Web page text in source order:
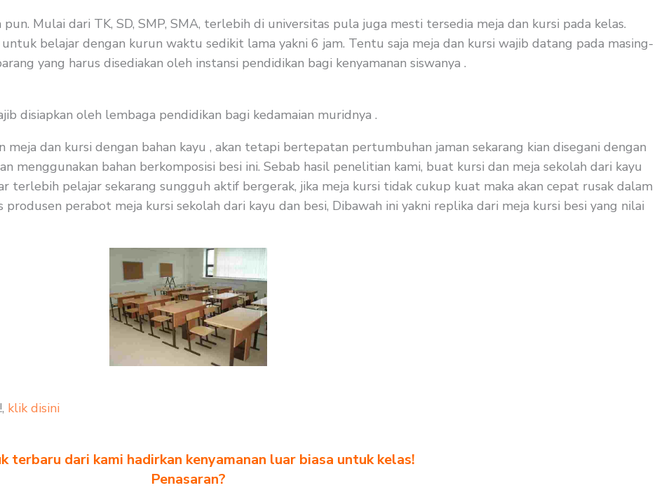
Mulai dari TK, SD, SMP, SMA, terlebih di universitas pula juga mesti tersedia meja dan kursi pada kelas.
belajar dengan kurun waktu sedikit lama yakni 6 jam. Tentu saja meja dan kursi wajib datang pada masing-
yang harus disediakan oleh instansi pendidikan bagi kenyamanan siswanya .
disiapkan oleh lembaga pendidikan bagi kedamaian muridnya .
dan kursi dengan bahan kayu , akan tetapi bertepatan pertumbuhan jaman sekarang kian disegani dengan
menggunakan bahan berkomposisi besi ini. Sebab hasil penelitian kami, buat kursi dan meja sekolah dari kayu
terlebih pelajar sekarang sungguh aktif bergerak, jika meja kursi tidak cukup kuat maka akan cepat rusak dalam
perabot meja kursi sekolah dari kayu dan besi, Dibawah ini yakni replika dari meja kursi besi yang nilai
klik disini
terbaru dari kami hadirkan kenyamanan luar biasa untuk kelas!
Penasaran?